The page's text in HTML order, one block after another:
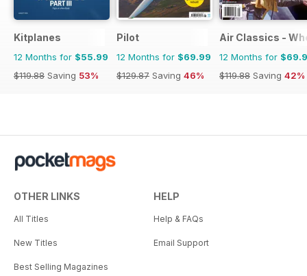
Kitplanes
12 Months for $55.99
$119.88 Saving 53%
Pilot
12 Months for $69.99
$129.87 Saving 46%
Air Classics -
12 Months for
$119.88 Saving 42%
OTHER LINKS
All Titles
New Titles
Best Selling Magazines
HELP
Help & FAQs
Email Support